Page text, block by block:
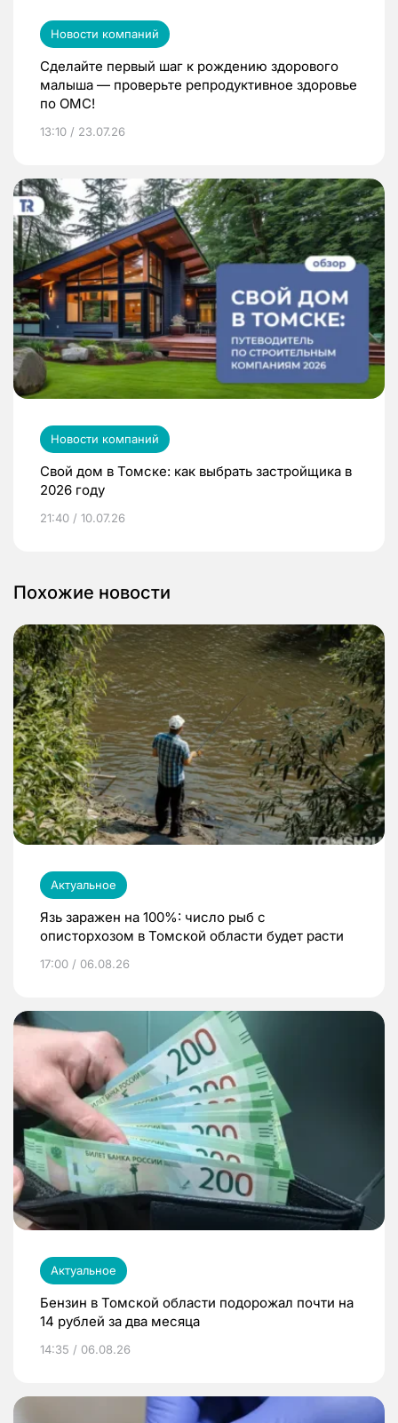
Новости компаний
Сделайте первый шаг к рождению здорового
малыша — проверьте репродуктивное здоровье
по ОМС!
13:10 / 23.07.26
Новости компаний
Свой дом в Томске: как выбрать застройщика в
2026 году
21:40 / 10.07.26
Похожие новости
Актуальное
Язь заражен на 100%: число рыб с
описторхозом в Томской области будет расти
17:00 / 06.08.26
Актуальное
Бензин в Томской области подорожал почти на
14 рублей за два месяца
14:35 / 06.08.26